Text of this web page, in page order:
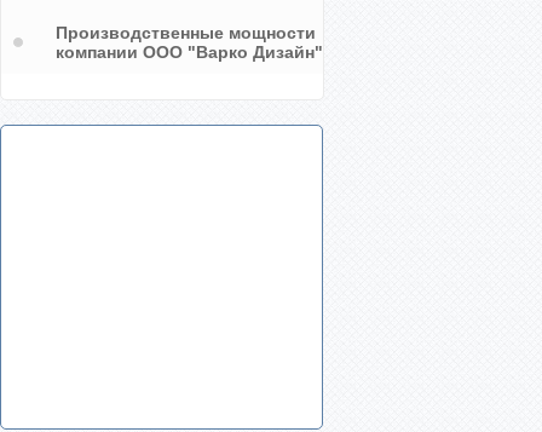
Производственные мощности
компании ООО "Варко Дизайн"